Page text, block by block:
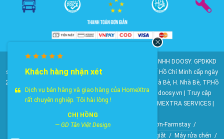
© 2010-2025 Bản quyền nội dung thuộc về CÔNG TY TNHH DOOSY. GPDKKD
số: 0311.807.893 do Sở Kế hoạch và Đầu tư Thành phố Hồ Chí Minh cấp ngày
28/05/2012. Địa chỉ: 2023 Huỳnh Tấn Phát, KP6, TT. Nhà Bè, H. Nhà Bè, TP.Hồ
Chí Minh. Điện thoại: 028 22 147 801. Email: doosy@doosy.vn | Truy cập
website cùng công ty:Trang Dịch Vụ Khách Hàng
- HOMEXTRA SERVICES |
Công ty TNHH DOOSY
HomeXtra Basics / Gói Combo Mộc-Nhà vườn-Farmstay /
Vòi hồ-Vòi máy giặt / Máy rửa chén /
Khách hàng nhận xét
Dịch vụ bán hàng và giao hàng của HomeXtra
rất chuyên nghiệp. Tôi hài lòng !
CHỊ HỒNG
— GD Tân Việt Design